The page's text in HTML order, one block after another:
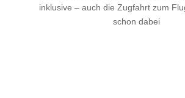
inklusive – auch die Zugfahrt zum
schon dabei